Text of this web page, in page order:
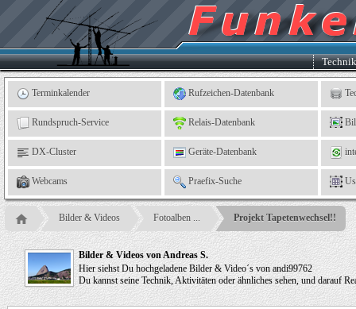
Kleingartenverein
e.
V.,
Leinefelde
Terminkalender Rufzeichen-Datenbank
Rundspruch-Service Relais-Datenbank
DX-Cluster Geräte-Datenbank
Webcams Praefix-Suche
Bilder & Videos Fotoalben ... Projekt Tapetenwechsel!!
Bilder & Videos von Andreas S.
Hier siehst Du hochgeladene Bilder & Video´s von andi99762
Du kannst seine Technik, Aktivitäten oder ähnliches sehen, und darauf